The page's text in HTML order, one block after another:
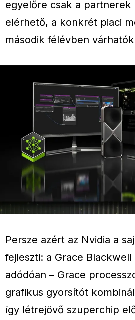
egyelőre csak a partnerek
elérhető, a konkrét piaci
második félévben
Persze azért az Nvidia a
fejleszti: a Grace
adódóan – Grace
grafikus gyorsítót
így létrejövő szuperchip